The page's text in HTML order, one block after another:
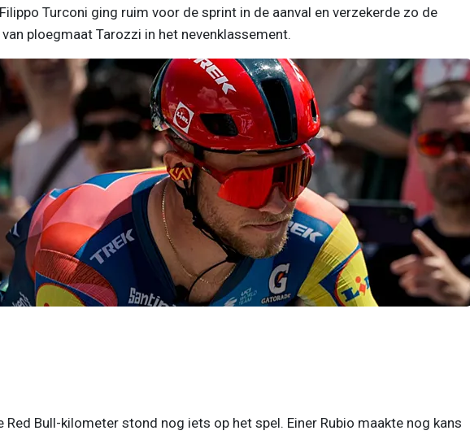
Turconi ging ruim voor de sprint in de aanval en verzekerde zo de
ploegmaat Tarozzi in het nevenklassement.
Red Bull-kilometer stond nog iets op het spel. Einer Rubio maakte nog kans